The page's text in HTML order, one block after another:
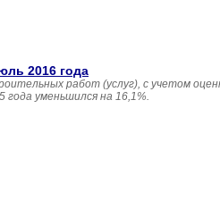
2016 года
работ (услуг), с учетом
уменьшился на 16,1%.